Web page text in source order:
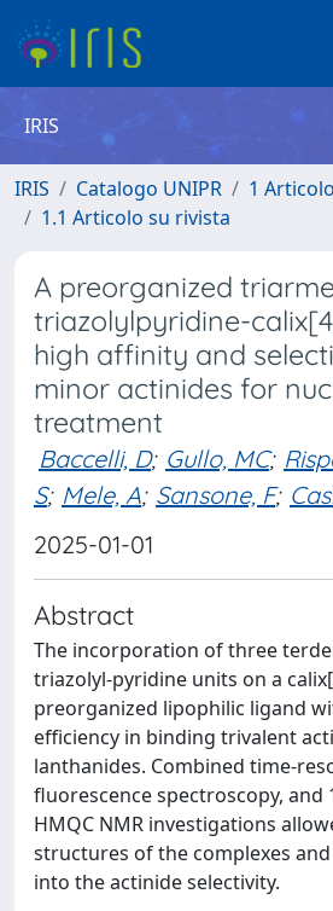
IRIS
IRIS Catalogo UNIPR
1
1.1 Articolo su rivista
A preorganized
triazolylpyridine-
high affinity and
minor actinides for
treatment
Baccelli, D; Gullo, MC;
S; Mele, A; Sansone, F;
2025-01-01
Abstract
The incorporation of three
triazolyl-pyridine units on a
preorganized lipophilic ligand
efficiency in binding trivalent
lanthanides. Combined time-
fluorescence spectroscopy, and
HMQC NMR investigations
structures of the complexes
into the actinide selectivity.